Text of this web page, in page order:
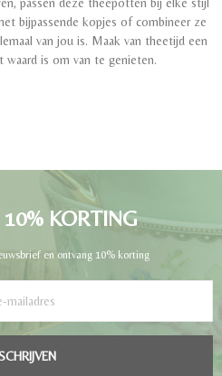
passen deze theepotten bij elke stijl
bijpassende kopjes of combineer ze
van jou is. Maak van theetijd een
waard is om van te genieten.
KORTING
en ontvang 10% korting